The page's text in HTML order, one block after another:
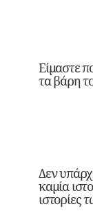
Είμαστε
τα βάρη
Δεν
καμία
ιστορίες